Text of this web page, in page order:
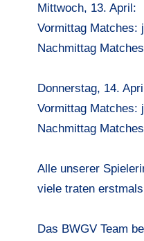
Mittwoch, 13. April:
Vormittag Matches:
Nachmittag
Donnerstag, 14.
Vormittag Matches:
Nachmittag
Alle unserer
viele traten
Das BWGV Team